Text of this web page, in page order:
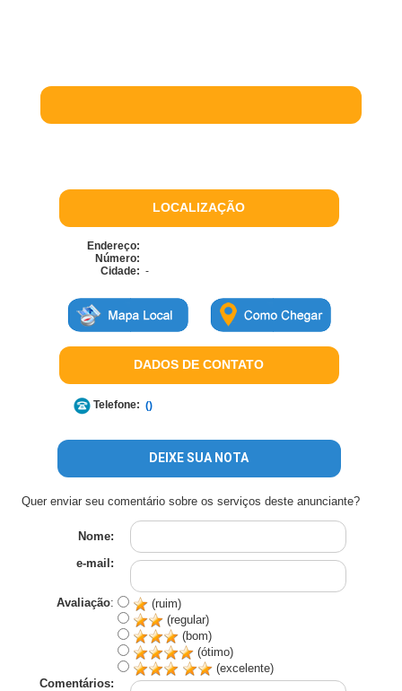
LOCALIZAÇÃO
Endereço:
Número:
Cidade: -
DADOS DE CONTATO
Telefone: ()
DEIXE SUA NOTA
Quer enviar seu comentário sobre os serviços deste anunciante?
Nome:
e-mail:
Avaliação:
(ruim)
(regular)
(bom)
(ótimo)
(excelente)
Comentários: